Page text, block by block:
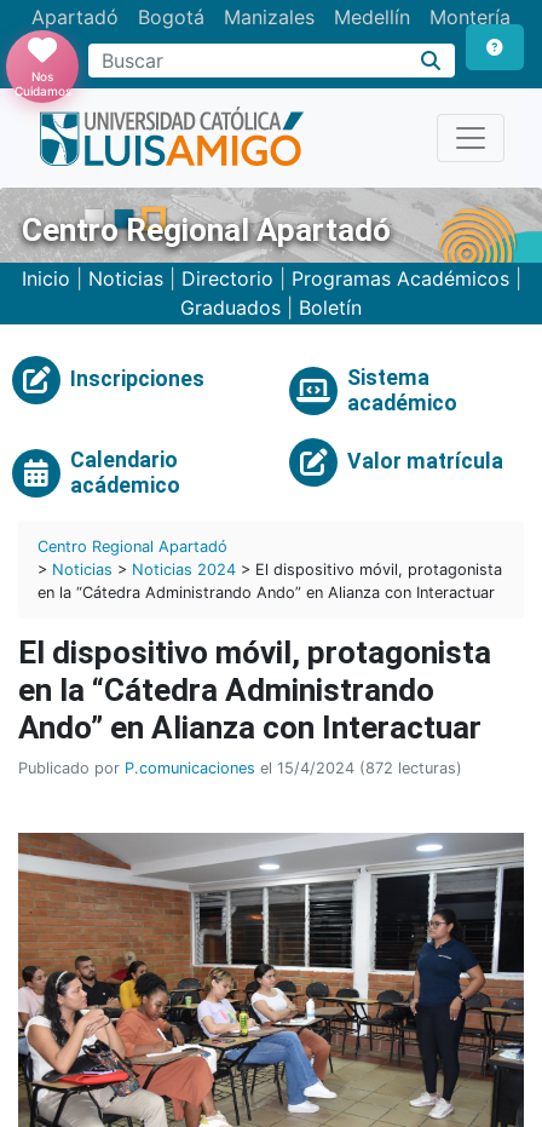
Apartadó Bogotá Manizales Medellín Montería
Nos
Cuidamos
Centro Regional Apartadó
Inicio Noticias| Directorio Programas Académicos|
Graduados
Boletín
Inscripciones
Sistema
académico
Calendario
acádemico
Valor matrícula
Centro Regional Apartadó
> Noticias > Noticias 2024 > El dispositivo móvil, protagonista
en la “Cátedra Administrando Ando” en Alianza con Interactuar
El dispositivo móvil, protagonista
en la “Cátedra Administrando
Ando” en Alianza con Interactuar
Publicado por P.comunicaciones el 15/4/2024 (872 lecturas)